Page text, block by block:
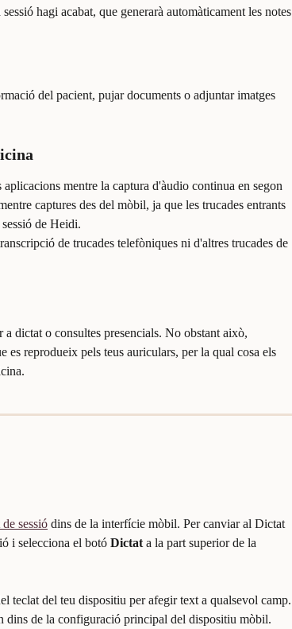
sessió hagi acabat, que generarà automàticament les notes
del pacient, pujar documents o adjuntar imatges
mentre la captura d'àudio continua en segon
captures des del mòbil, ja que les trucades entrants
de Heidi.
de trucades telefòniques ni d'altres trucades de
dictat o consultes presencials. No obstant això,
reprodueix pels teus auriculars, per la qual cosa els
sessió dins de la interfície mòbil. Per canviar al Dictat
i selecciona el botó Dictat a la part superior de la
teclat del teu dispositiu per afegir text a qualsevol camp.
dins de la configuració principal del dispositiu mòbil.